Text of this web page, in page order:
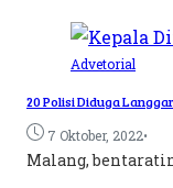
Advetorial
20 Polisi Diduga
7 Oktober, 2022•
Malang,